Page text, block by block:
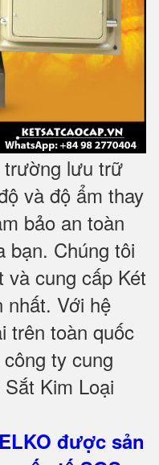
lưu trữ
và độ ẩm thay
bảo an toàn
bạn. Chúng tôi
và cung cấp Két
nhất. Với hệ
trên toàn quốc
ty cung
Kim Loại
được sản